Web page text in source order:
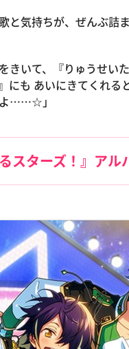
と気持ちが、ぜんぶ
きいて、『りゅうせ
にも あいにきてくれ
よ……☆」
るスターズ！』ア